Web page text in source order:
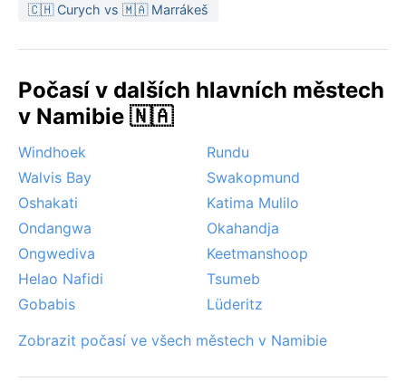
bouře, které mohou na jaře snížit viditelnost. Sněžení
představují jediné riziko, ale díky suchému vzduchu
jsou snesitelné. Rehoboth nabízí poklidný úkryt před
prudkým sluncem a ochutnávku života na pouštním
okraji.
🇨🇭 Curych vs 🇲🇦 Marrákeš
Počasí v dalších hlavních městech
v Namibie 🇳🇦
Windhoek
Rundu
Walvis Bay
Swakopmund
Oshakati
Katima Mulilo
Ondangwa
Okahandja
Ongwediva
Keetmanshoop
Helao Nafidi
Tsumeb
Gobabis
Lüderitz
Zobrazit počasí ve všech městech v Namibie